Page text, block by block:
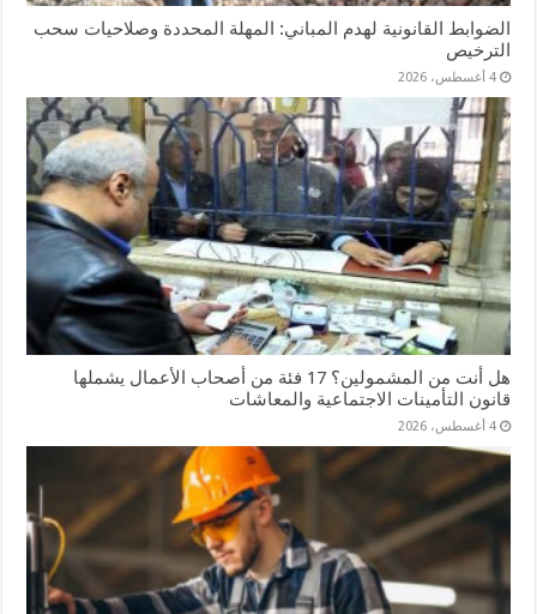
الضوابط القانونية لهدم المباني: المهلة المحددة وصلاحيات سحب
الترخيص
4 أغسطس، 2026
هل أنت من المشمولين؟ 17 فئة من أصحاب الأعمال يشملها
قانون التأمينات الاجتماعية والمعاشات
4 أغسطس، 2026